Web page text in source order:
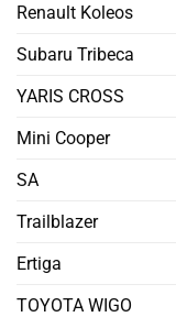
Renault Koleos
Subaru Tribeca
YARIS CROSS
Mini Cooper
SA
Trailblazer
Ertiga
TOYOTA WIGO